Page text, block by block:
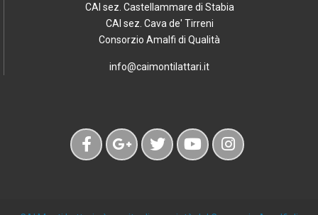
CAI sez. Castellammare di Stabia
CAI sez. Cava de' Tirreni
Consorzio Amalfi di Qualità
info@caimontilattari.it